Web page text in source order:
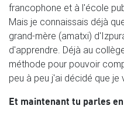
francophone et à l'école
Mais je connaissais déjà
grand-mère (amatxi)
d'apprendre. Déjà au
méthode pour pouvoir
peu à peu j'ai décidé que je
Et maintenant tu parles